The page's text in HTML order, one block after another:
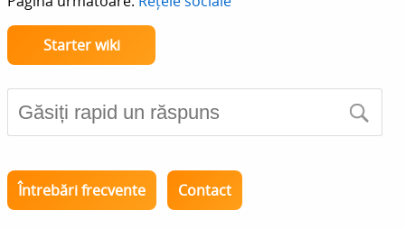
Starter wiki
Întrebări frecvente Contact